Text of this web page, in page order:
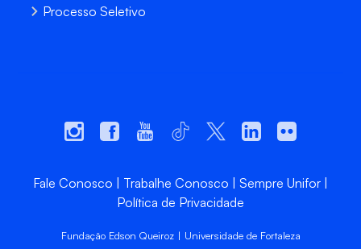
Processo Seletivo
Fale Conosco Trabalhe Conosco
Sempre Unifor
Política de Privacidade
Fundação Edson Queiroz | Universidade de Fortaleza